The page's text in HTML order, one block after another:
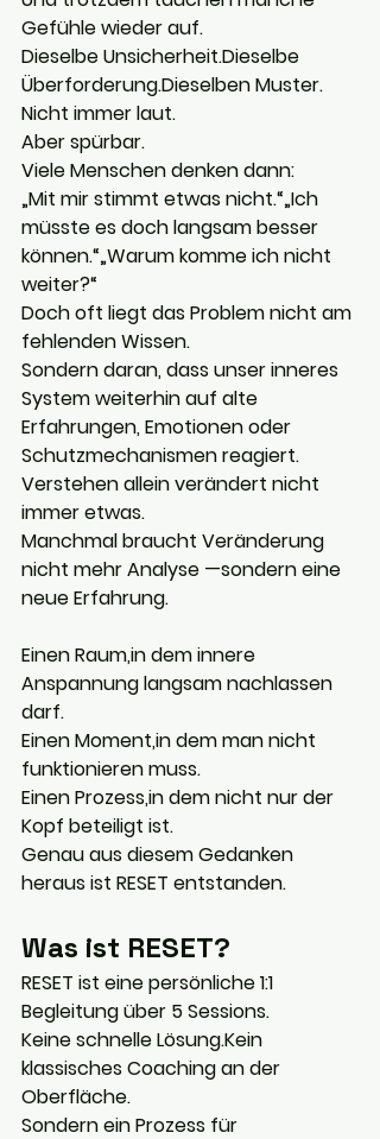
Gefühle wieder auf.
Dieselbe Unsicherheit.Dieselbe
Überforderung.Dieselben Muster.
Nicht immer laut.
Aber spürbar.
Viele Menschen denken dann:
„Mit mir stimmt etwas nicht.“„Ich
müsste es doch langsam besser
können.“„Warum komme ich nicht
weiter?“
Doch oft liegt das Problem nicht am
fehlenden Wissen.
Sondern daran, dass unser inneres
System weiterhin auf alte
Erfahrungen, Emotionen oder
Schutzmechanismen reagiert.
Verstehen allein verändert nicht
immer etwas.
Manchmal braucht Veränderung
nicht mehr Analyse —sondern eine
neue Erfahrung.
Einen Raum,in dem innere
Anspannung langsam nachlassen
darf.
Einen Moment,in dem man nicht
funktionieren muss.
Einen Prozess,in dem nicht nur der
Kopf beteiligt ist.
Genau aus diesem Gedanken
heraus ist RESET entstanden.
Was ist RESET?
RESET ist eine persönliche 1:1
Begleitung über 5 Sessions.
Keine schnelle Lösung.Kein
klassisches Coaching an der
Oberfläche.
Sondern ein Prozess für